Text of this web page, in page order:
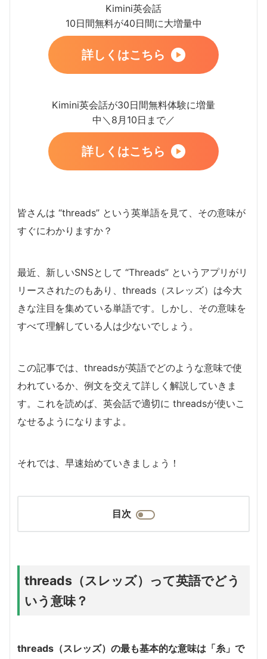
Kimini英会話
10日間無料が40日間に大増量中
詳しくはこちら
Kimini英会話が30日間無料体験に増量
中＼8月10日まで／
詳しくはこちら
皆さんは “threads” という英単語を見て、その意味が
すぐにわかりますか？
最近、新しいSNSとして “Threads” というアプリがリ
リースされたのもあり、threads（スレッズ）は今大
きな注目を集めている単語です。しかし、その意味を
すべて理解している人は少ないでしょう。
この記事では、threadsが英語でどのような意味で使
われているか、例文を交えて詳しく解説していきま
す。これを読めば、英会話で適切に threadsが使いこ
なせるようになりますよ。
それでは、早速始めていきましょう！
目次
threads（スレッズ）って英語でどう
いう意味？
threads（スレッズ）の最も基本的な意味は「糸」で